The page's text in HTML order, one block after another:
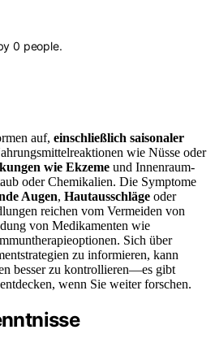
0 people.
auf, einschließlich saisonaler
wie Nüsse oder
wie Ekzeme und Innenraum-
oder Chemikalien. Die Symptome
Augen, Hautausschläge oder
reichen vom Vermeiden von
von Medikamenten wie
Sich über
zu informieren, kann
besser zu kontrollieren—es gibt
wenn Sie weiter forschen.